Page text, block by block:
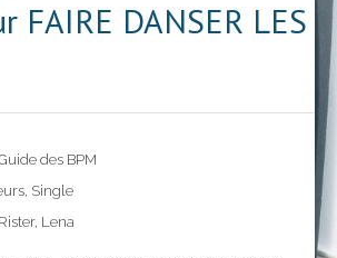
FAIRE DANSER LES
des BPM
, Single
, Lena